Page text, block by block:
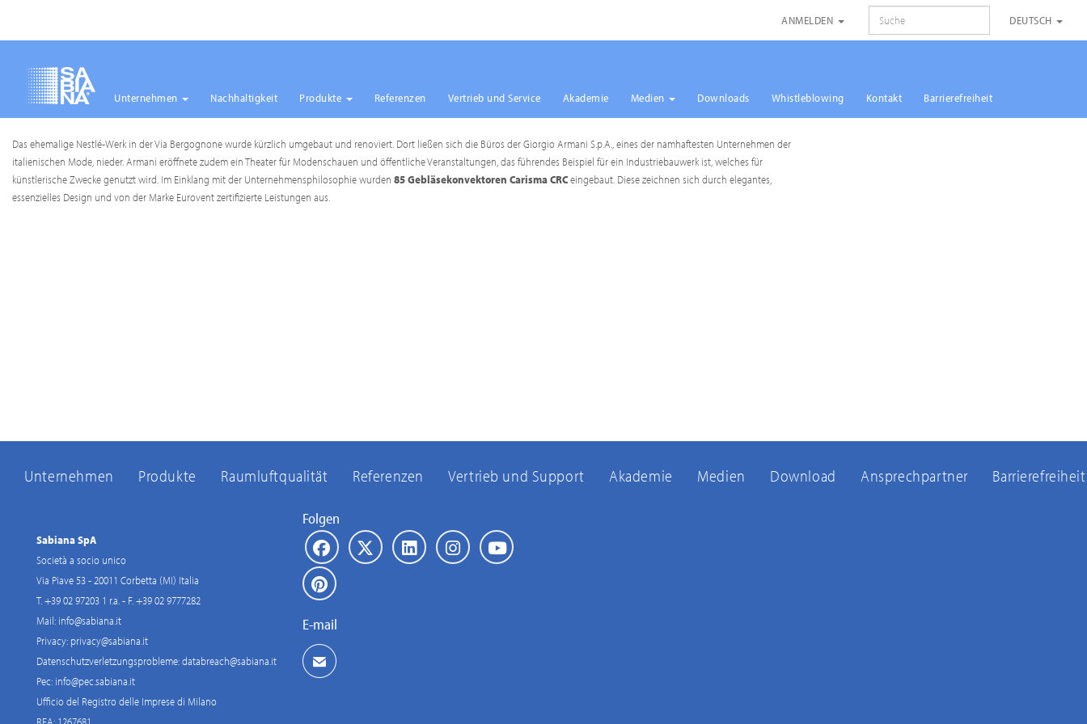
zum
Inhalt
ANMELDEN DEUTSCH
Unternehmen Nachhaltigkeit Produkte Referenzen Vertrieb und Service Akademie Medien Downloads Whistleblowing Kontakt Barrierefreiheit
Das ehemalige Nestlé-Werk in der Via Bergognone wurde kürzlich umgebaut und renoviert. Dort ließen sich die Büros der Giorgio Armani S.p.A., eines der namhaftesten Unternehmen der
italienischen Mode, nieder. Armani eröffnete zudem ein Theater für Modenschauen und öffentliche Veranstaltungen, das führendes Beispiel für ein Industriebauwerk ist, welches für
künstlerische Zwecke genutzt wird. Im Einklang mit der Unternehmensphilosophie wurden 85 Gebläsekonvektoren Carisma CRCeingebaut. Diese zeichnen sich durch elegantes,
essenzielles Design und von der Marke Eurovent zertifizierte Leistungen aus.
Unternehmen Produkte Raumluftqualität Referenzen Vertrieb und Support Akademie Medien Download Ansprechpartner Barrierefreiheit
Sabiana SpA
Società a socio unico
Via Piave 53 - 20011 Corbetta (MI) Italia
T. +39 02 97203 1 r.a. - F. +39 02 9777282
Mail: info@sabiana.it
Privacy: privacy@sabiana.it
Datenschutzverletzungsprobleme:databreach@sabiana.it
Pec: info@pec.sabiana.it
Ufficio del Registro delle Imprese di Milano
Folgen
E-mail